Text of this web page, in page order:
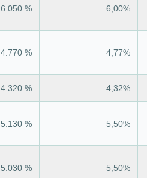
6.050 % 6,00%
4.770 % 4,77%
4.320 % 4,32%
5.130 % 5,50%
5.030 % 5,50%